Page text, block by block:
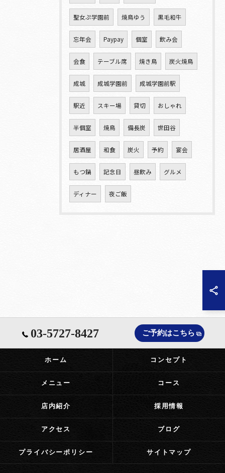
聖女ぷ学園前 焼鳥ゆう 黒毛和牛
忘年会 Paypay 個室 飲み会
会食 テーブル席 焼き鳥 炭火焼鳥
成城 成城学園前 成城学園前駅
駅近 スキー場 貸切 おしゃれ
半個室 焼鳥 備長炭 世田谷
居酒屋 和食 炭火 予約 宴会
もつ鍋 記念日 昼飲み グルメ
ディナー 夜ご飯
03-5727-8427 ご予約はこちら
ホーム コンセプト
メニュー コース
店内紹介 採用情報
アクセス ブログ
プライバシーポリシー サイトマップ